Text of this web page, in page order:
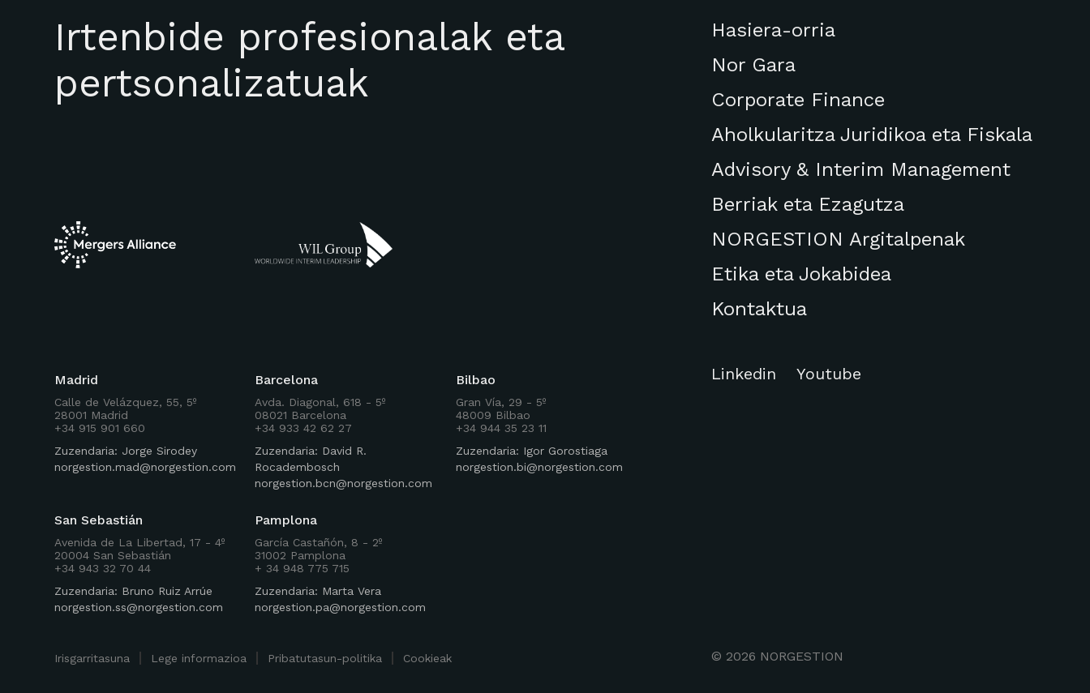
Irtenbide profesionalak eta
pertsonalizatuak
Hasiera-orria
Nor Gara
Corporate Finance
Aholkularitza Juridikoa eta Fiskala
Advisory & Interim Management
Berriak eta Ezagutza
NORGESTION Argitalpenak
Etika eta Jokabidea
Kontaktua
Madrid
Calle de Velázquez, 55, 5º
28001 Madrid
+34 915 901 660
Zuzendaria: Jorge Sirodey
norgestion.mad@norgestion.com
Barcelona
Avda. Diagonal, 618 - 5º
08021 Barcelona
+34 933 42 62 27
Zuzendaria: David R.
Rocadembosch
norgestion.bcn@norgestion.com
Bilbao
Gran Vía, 29 - 5º
48009 Bilbao
+34 944 35 23 11
Zuzendaria: Igor Gorostiaga
norgestion.bi@norgestion.com
San Sebastián
Avenida de La Libertad, 17 - 4º
20004 San Sebastián
+34 943 32 70 44
Zuzendaria: Bruno Ruiz Arrúe
norgestion.ss@norgestion.com
Pamplona
García Castañón, 8 - 2º
31002 Pamplona
+ 34 948 775 715
Zuzendaria: Marta Vera
norgestion.pa@norgestion.com
Linkedin Youtube
Irisgarritasuna Lege informazioa Pribatutasun-politika Cookieak © 2026 NORGESTION